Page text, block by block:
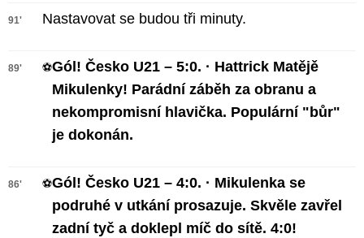
91' Nastavovat se budou tři minuty.
89' ⚽Gól! Česko U21 – 5:0. · Hattrick Matějě
Mikulenky! Parádní záběh za obranu a
nekompromisní hlavička. Populární "bůr"
je dokonán.
86' ⚽Gól! Česko U21 – 4:0. · Mikulenka se
podruhé v utkání prosazuje. Skvěle zavřel
zadní tyč a doklepl míč do sítě. 4:0!